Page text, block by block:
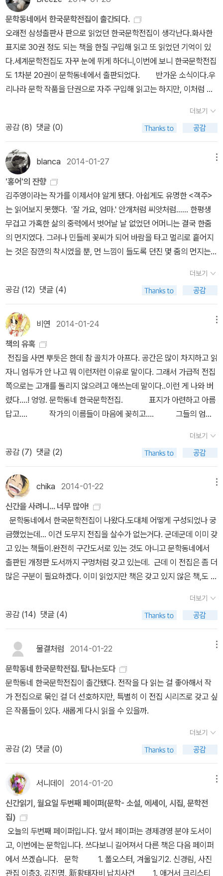
문학동네에서 한국문학전집이 출간되다.
오래전 삼성출판사 판으로 읽었던 한국문학전집이 생각난다.화사한
표지로 30권 정도 되는 책을 한질 구입해 읽고 또 읽었던 기억이 있
다.세계문학전집도 자꾸 눈에 뛰게 하더니,이번에 보니 한국문학전집
도 1차분 20권이 문학동네에서 출판되었다. 반가운 소식이다.우
리나라 문학 작품을 단권으로 자주 구입해 읽고는 하지만, 이처럼 전
책이다. 20권의 책중 내가 읽었던 책은 가만보니 몇 권 되지 않는다.
또한 책들을 살펴보니 한국고전문학전집도 보여 반갑다.학창시절에
의무적으로 읽었던 고전문학이 아니던가. 책들이
참 고급스럽다.
더보기
공감 (8) 댓글 (0)
blanca 2014-01-27
'홍어'의 잔향
김주영이라는 작가를 이제서야 알게 됐다. 아쉽게도 유명한 <객주>
는 읽어보지 못했다. '잘 가요, 엄마.' 안개처럼 씨앗처럼...... 한평생
무겁고 가혹한 삶의 중력에서 벗어날 날 없었던 어머니는 결국 한줌
의 먼지였다. 그러나 민들레 꽃씨가 되어 바람을 타고 멀리로 흩어지
는 것은 잠깐의 착시였을 뿐, 먼 느낌이 들도록 던진 몇 줌의 먼지는
게 해주 최씨였던 어머니는 끼닛거리 마련에 평생을 박해받은 이승에
서 처연하게 소멸되고 말았다.- 김주영 <잘 가요 엄마>p.88 어떤
이야기는 마치 작가가 단지 소설이라는 장르를 이용하여 픽션이 아닌
자신의 이야기를 고백하는 것 같은 느낌을 받게 한다. 작가를 만나게
된 첫 작품이면서도 내도록 그런 생각을 지울 수 없었다. 이러한 이야
기는 도저히 억지로 그냥 만들어 낼 수 없을 것같은 느낌. 정묘하고 아
름다운 묘사는 작가의 가슴에서 나와 손끝으로 영글었다. 소설은 정
말이지 아무나 막 되는대로 쓰는 것이 아니다,라는 깨달음이 절로 내
려앉는 처절한 문장들. 책장이 쉽게 넘어가도 아쉽고 더디게 넘어가
도 아쉽다. 구순이 넘은 노모가 자식들과 며느리에게 천덕꾸러기처
럼 대우받다 혹은 스스로가 어느 정도 자초하기도 한 소외에 갇혀 있
다 슬프게 사라지는 장면. 그리고 그 어머니와 아들의 곡절 많은 삶의
복기. 소설 중간을 무지르고 바로 '작가의 말'로 가본다. 어머니는 자
하면서도 그런 질곡과는 무관심한 채로 일생을 보냈다. 오히려 그 참
혹한 공포심을 끌어안고 흡사 아무런 구애도 없었던 것처럼 그것이
자신의 것이든 혹은 남의 것이든 끌어안고 살았다. 드디어 어머니는
자신을 찾아온 죽음조차 아무런 불평이나 두려움 없이 받아들인 것이
다. 그러므로 죽음이 곧 함정은 아니란 것을 나에게 가르쳤다.-작가의
말 중 어디까지가 작가의 것이고 어디서부터가 그가 만들어 낸 이야
기인 지의 그 모호한 경계쯤에 그의 가엾은 '어머니'는 있을 것이다.
여기에서의 '어머니'는 한 인간으로서 도저히 연민을 느끼지 않을 수
합당하다고 여겨지는 남편의 사랑과 부양을 받을 수 없었다. 성이 다
른 두 아이를 데리고 평생을 신역으로 끼니를 이어야 했다. 장남은 머
리가 영글자 그녀를 떠나버린다. 나이가 들어서는 유명해진 아들의
뒤켠에서 숨을 죽이고 엎드려 지낸다. 그녀의 수명은 길다. 어머니의
마지막 길, 염꾼들 앞에서 종잇장처럼 구겨져 쪼그라든 그녀의 몸은
마침내 돌아온 아들 앞에서 눈물겹다. 대문이나 사립문, 담도 울도 없
었던 초라한 집에서 아버지도 없이 어머니와 배를 곯아야 했던 어린
아들이 새아버지와 의붓아우를 얻게 되며 느꼈던 소외감과 비애는...
새아버지가 나타난 후로 잠들면 따뜻한 어머니 품에서 떨어져 건넌방
에 옮겨질 때마다 느꼈던 그 낭떠러지에서 추락하는 것같은 느낌에
눈물에 대한 감각으로 더욱 아프다. 아들을 사랑했지만 아들은 어미
고 의지했던 사촌누이로 만나야 했던 친누이의 야반도주, 유일하게
소통할 수 있었던 친구와의 이별, '나'는 설 곳이 없어 떠나고야 말았
다. 어린 마음은 오기와 복수심, 치기로 꽁꽁 얼고 만다. 성인이 되어
서도 이제 노인이라고 불려도 될 만치 늙어서도 이러한 어린 아이는
한켠에 웅크리고 앉아 눈을 치뜬다. 그러니 그와 어머니와의 이별은
화해와 용서, 사랑으로 감동적인 대단원의 막을 내리지는 못한다. 젊
은 시절 어머니를 만나고 돌아온 사내의 모습은 그러니 더욱 비감어
더보기
공감 (12) 댓글 (4)
비연 2014-01-24
책의 유혹
전집을 사면 뿌듯은 한데 참 골치가 아프다. 공간은 많이 차지하고 읽
자니 엄두가 안 나고 뭐 이런저런 이유로 말이다. 그래서 가급적 전집
쪽으로는 고개를 돌리지 않으려고 애쓰는데 말이다..이런 게 나와 버
렸다....! 엉엉. 문학동네 한국문학전집. 표지가 아련하고 아름
답고.... 작가의 이름들이 마음에 꽂히고.... 그들의 엄선
손에 넣고 싶어 미칠 것 같은 이 느낌.아 이 아침의 진정한 유혹이라
니...
더보기
공감 (7) 댓글 (2)
chika 2014-01-22
신간을 사려니... 너무 많아!
금했었는데... 이건 도무지 전집을 살수가 없는거다. 군데군데 이미 갖
고 있는 책들이.완전히 구간도서로 있는 것도 아니고 문학동네에서
출판된 개정판 도서까지 구멍처럼 갖고 있는데. 근데 이 전집은 좀 더
많은 구분이 필요하겠다. 이미 읽었지만 책은 갖고 있지 않은 책,도 있
도 아직 읽지 않...읽지 못...암튼. 그냥 소장용이 되어버린 책도 있고.
구판도서와 개정판 도서까지 다 갖고 있는 책이 있고. 문학동네 개정
판으로 이 표지랑 똑같은 표지를 갖고 있는 책도 있고.소장유무로 따
지자면 아예 없는 책, 구판만 있는 책. 구판 개정판 다 있는 책, 개정판
자신을 못 믿겠어서... 저 안쪽 구석을 가만히 들여다보고 있으면 깜짝
깜짝 놀랄 때가 있다. 이 책은 언제 여기 들어가 있었지? 라거나. 이
책은 어쩌다 두 권을 갖고 있게 된거지? 라는.아, 읽지 않고 쌓아 둔
책들이 생각보다 더, 훨씬 더 많이 늘어나고 있어서 당황스러운 것도
한두번이지. 이제는 놀랍지도 않아...라고 생각했는데. 올해 초. 다시
놀라야했어. 저쪽 구석의 책들은 분명 다 읽고 넣어둔거라 생각했는
나봐. ㅠㅠㅠㅠㅠㅠㅠㅠㅠㅠㅠㅠㅠㅠㅠㅠㅠㅠㅠㅠ
아, 근데.... 좀 반성해야한다고 하면 맞는말일까? 그냥 모를수
도 있다고 넘어갈 수 있는걸까? 나는 이 전집 출판본을 통해 처음 들
어 본 책들이 있어. 요즘 '한권으로 읽는 대한민국대통령실록'을 읽고
있는 중인데 이제 바야흐로 문학의 전성시대(?)라 할 수 있는 시기를
읽는 중. 문학 이야기는 겨우 몇 줄이긴 하지만 그래도 실천문학이 나
오기 시작하고, 서정문학과 시, 90년대에는 노동문학이라고 일컬어
지는 소설도 많이 나온 것으로 알고 있고. 아이고야. 이 책을 빨리 읽
더보기
공감 (14) 댓글 (4)
물결처럼 2014-01-22
문학동네 한국문학전집. 탐나는도다
문학동네 한국문학전집이 출간됐다. 전작을 다 읽는 걸 좋아해서 작
가 전집으로 묶인 걸 더 선호하지만, 특별히 이 전집 시리즈로 갖고 싶
은 작품들이 있다. 새롭게 다시 읽을 수 있을까.
더보기
공감 (2) 댓글 (0)
서니데이 2014-01-20
신간읽기, 월요일 두번째 페이퍼(문학- 소설, 에세이, 시집, 문학전
집)
오늘의 두번째 페이퍼입니다. 앞서 페이퍼는 경제경영 분야 도서이
고, 이번에는 문학입니다. 쓰다보니 길어져서 다른 책은 다음 페이퍼
에서 쓰겠습니다. 문학 1. 폴오스터, 겨울일기2. 신경림, 사진
관집 이층3. 김진명, 新황태자비 납치사건 1. 애거서 크리스티